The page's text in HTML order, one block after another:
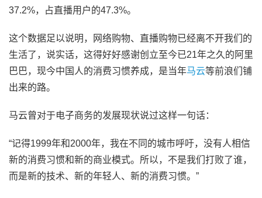
37.2%，占直播用户的47.3%。
这个数据足以说明，网络购物、直播购物已经离不开我们的
生活了，说实话，这得好好感谢创立至今已21年之久的阿里
巴巴，现今中国人的消费习惯养成，是当年马云等前浪们铺
出来的路。
马云曾对于电子商务的发展现状说过这样一句话：
“记得1999年和2000年，我在不同的城市呼吁，没有人相信
新的消费习惯和新的商业模式。所以，不是我们打败了谁，
而是新的技术、新的年轻人、新的消费习惯。”